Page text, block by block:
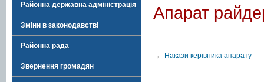
Районна державна адміністрація
Зміни в законодавстві
Районна рада
Звернення громадян
Апарат
→ Накази керівника апарату